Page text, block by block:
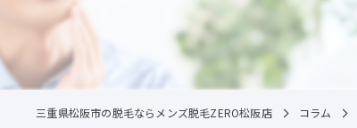
三重県松阪市の脱毛ならメンズ脱毛ZERO松阪店 コラム